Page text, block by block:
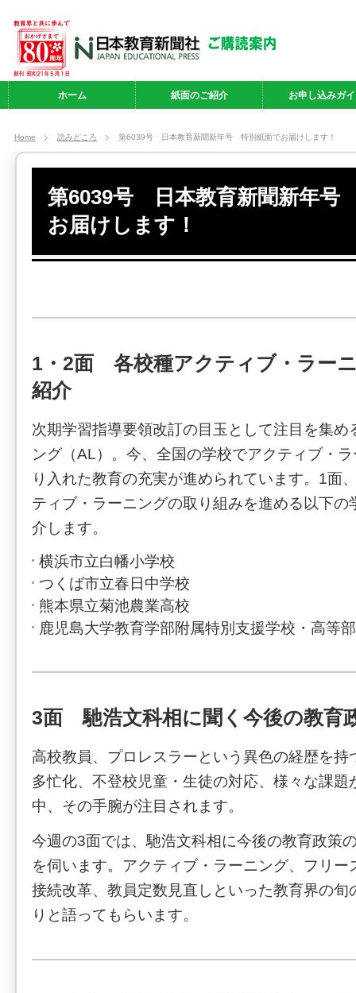
ホーム 紙面のご紹介 お申し込みガ
Home 読みどころ 第6039号 日本教育新聞新年号 特別紙面でお届けします！
第6039号 日本教育新聞新年号
お届けします！
1・2面 各校種アクティブ・ラー
紹介
次期学習指導要領改訂の目玉として注目を集め
ング（AL）。今、全国の学校でアクティブ・
り入れた教育の充実が進められています。1面
ティブ・ラーニングの取り組みを進める以下の
介します。
横浜市立白幡小学校
つくば市立春日中学校
熊本県立菊池農業高校
鹿児島大学教育学部附属特別支援学校・高等部
3面 馳浩文科相に聞く今後の教育
高校教員、プロレスラーという異色の経歴を持
多忙化、不登校児童・生徒の対応、様々な課題
中、その手腕が注目されます。
今週の3面では、馳浩文科相に今後の教育政策
を伺います。アクティブ・ラーニング、フリー
接続改革、教員定数見直しといった教育界の旬
りと語ってもらいます。